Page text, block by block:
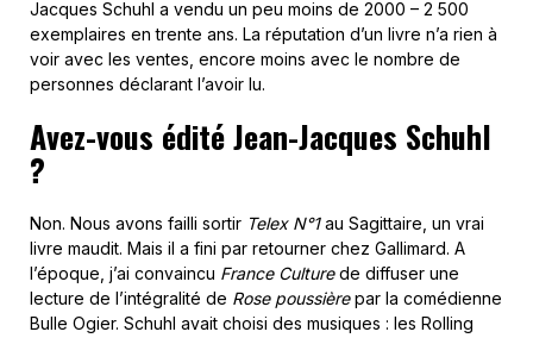
Jacques Schuhl a vendu un peu moins de 2000 – 2 500
exemplaires en trente ans. La réputation d’un livre n’a rien à
voir avec les ventes, encore moins avec le nombre de
personnes déclarant l’avoir lu.
Avez-vous édité Jean-Jacques Schuhl
?
Non. Nous avons failli sortir Telex N°1au Sagittaire, un vrai
livre maudit. Mais il a fini par retourner chez Gallimard. A
l’époque, j’ai convaincu France Culturede diffuser une
lecture de l’intégralité de Rose poussièrepar la comédienne
Bulle Ogier. Schuhl avait choisi des musiques : les Rolling